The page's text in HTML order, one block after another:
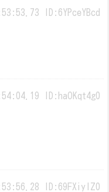
ID:6YPceYBcd
ID:haOKqt4g0
ID:69FXiyIZ0